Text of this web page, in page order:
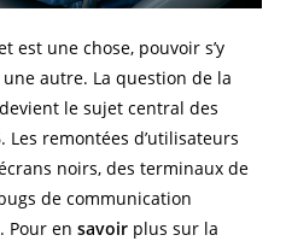
est une chose, pouvoir s’y
autre. La question de la
le sujet central des
remontées d’utilisateurs
noirs, des terminaux de
de communication
Pour en savoir plus sur la